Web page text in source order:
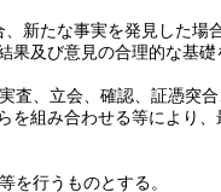
新たな事実を発見した場
及び意見の合理的な基礎
査、立会、確認、証憑突
組み合わせる等により
を行うものとする。